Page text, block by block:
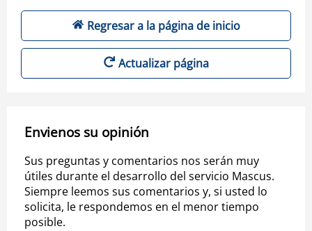
Regresar a la página de inicio
Actualizar página
Envienos su opinión
Sus preguntas y comentarios nos serán muy
útiles durante el desarrollo del servicio Mascus.
Siempre leemos sus comentarios y, si usted lo
solicita, le respondemos en el menor tiempo
posible.